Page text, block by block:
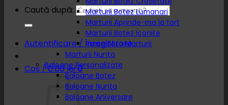
Caută după:
Autentificare / Înregistrare
Coș /0.00lei0
Marturii Botez Lumanari
Marturii Aprinde-ma la tort
Marturii Botez Iconite
Rame Foto Marturii
Marturii Nunta
Baloane Personalizate
Baloane Botez
Baloane Nunta
Baloane Aniversare